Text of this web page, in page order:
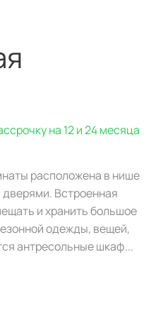
на 12 и 24 месяца
расположена в нише
Встроенная
и хранить большое
одежды, вещей,
антресольные шкаф...